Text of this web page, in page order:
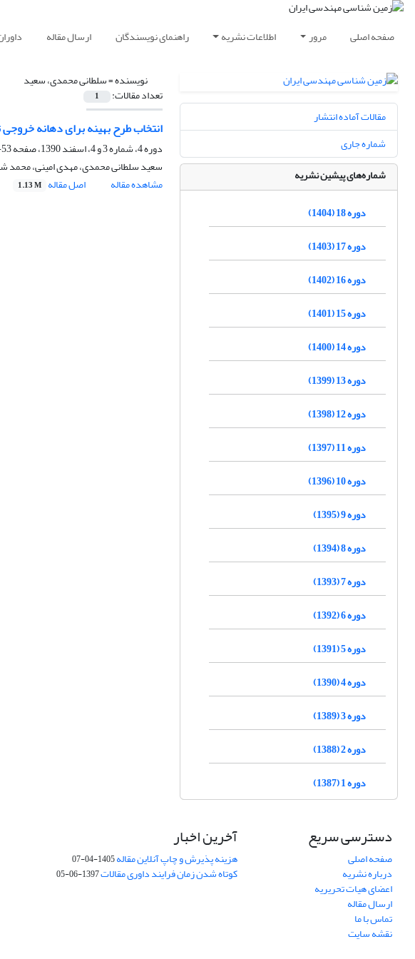
صفحه اصلی مرور اطلاعات نشریه راهنمای نویسندگان ارسال مقاله
نویسنده =سلطانی محمدی، سعید
تعداد مقالات: 1
انتخاب طرح بهینه برای دهانه
دوره 4، شماره 3 و 4، اسفند 1390، صفحه
53-62
سعید سلطانی محمدی، مهدی امینی، محمد
مشاهده مقاله
اصل مقاله 1.13 M
مقالات آماده انتشار
شماره جاری
شماره‌های پیشین نشریه
دوره 18 (1404)
دوره 17 (1403)
دوره 16 (1402)
دوره 15 (1401)
دوره 14 (1400)
دوره 13 (1399)
دوره 12 (1398)
دوره 11 (1397)
دوره 10 (1396)
دوره 9 (1395)
دوره 8 (1394)
دوره 7 (1393)
دوره 6 (1392)
دوره 5 (1391)
دوره 4 (1390)
دوره 3 (1389)
دوره 2 (1388)
دوره 1 (1387)
دسترسی سریع
صفحه اصلی
درباره نشریه
اعضای هیات تحریریه
ارسال مقاله
تماس با ما
نقشه سایت
آخرین اخبار
هزینه پذیرش و چاپ آنلاین مقاله1405-04-07
کوتاه شدن زمان فرایند داوری مقالات1397-06-05